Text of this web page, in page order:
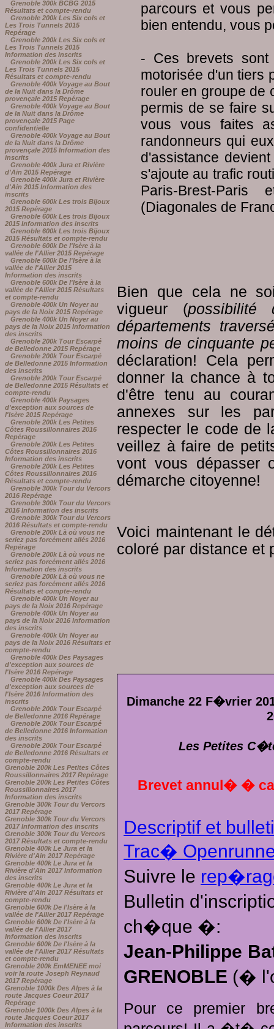
Grenoble 300k BCBG 2015
Résultats et compte-rendu
Grenoble 200k Les Six cols et
Les Trois Tunnels 2015
Repérage
Grenoble 200k Les Six cols et
Les Trois Tunnels 2015
Information des inscrits
Grenoble 200k Les Six cols et
Les Trois Tunnels 2015
Résultats et compte-rendu
Grenoble 400k Voyage au Bout
de la Nuit dans la Drôme
provençale 2015 Repérage
Grenoble 400k Voyage au Bout
de la Nuit dans la Drôme
provençale 2015 Page
confidentielle
Grenoble 400k Voyage au Bout
de la Nuit dans la Drôme
provençale 2015 Information des
inscrits
Grenoble 400k Jura et Rivière
d'Ain 2015 Repérage
Grenoble 400k Jura et Rivière
d'Ain 2015 Information des
inscrits
Grenoble 600k Les trois Bijoux
2015 Repérage
Grenoble 600k Les trois Bijoux
2015 Information des inscrits
Grenoble 600k Les trois Bijoux
2015 Résultats et compte-rendu
Grenoble 600k De l'Isère à la
vallée de l'Allier 2015 Repérage
Grenoble 600k De l'Isère à la
vallée de l'Allier 2015
Information des inscrits
Grenoble 600k De l'Isère à la
vallée de l'Allier 2015 Résultats
et compte-rendu
Grenoble 400k Un Noyer au
pays de la Noix 2015 Repérage
Grenoble 400k Un Noyer au
pays de la Noix 2015 Information
des inscrits
Grenoble 200k Tour Escarpé
de Belledonne 2015 Repérage
Grenoble 200k Tour Escarpé
de Belledonne 2015 Information
des inscrits
Grenoble 200k Tour Escarpé
de Belledonne 2015 Résultats et
compte-rendu
Grenoble 400k Paysages
d'exception aux sources de
l'Isère 2015 Repérage
Grenoble 200k Les Petites
Côtes Roussillonnaires 2016
Repérage
Grenoble 200k Les Petites
Côtes Roussillonnaires 2016
Information des inscrits
Grenoble 200k Les Petites
Côtes Roussillonnaires 2016
Résultats et compte-rendu
Grenoble 300k Tour du Vercors
2016 Repérage
Grenoble 300k Tour du Vercors
2016 Information des inscrits
Grenoble 300k Tour du Vercors
2016 Résultats et compte-rendu
Grenoble 200k Là où vous ne
seriez pas forcément allés 2016
Repérage
Grenoble 200k Là où vous ne
seriez pas forcément allés 2016
Information des inscrits
Grenoble 200k Là où vous ne
seriez pas forcément allés 2016
Résultats et compte-rendu
Grenoble 400k Un Noyer au
pays de la Noix 2016 Repérage
Grenoble 400k Un Noyer au
pays de la Noix 2016 Information
des inscrits
Grenoble 400k Un Noyer au
pays de la Noix 2016 Résultats et
compte-rendu
Grenoble 400k Des Paysages
d'exception aux sources de
l'Isère 2016 Repérage
Grenoble 400k Des Paysages
d'exception aux sources de
l'Isère 2016 Information des
inscrits
Grenoble 200k Tour Escarpé
de Belledonne 2016 Repérage
Grenoble 200k Tour Escarpé
de Belledonne 2016 Information
des inscrits
Grenoble 200k Tour Escarpé
de Belledonne 2016 Résultats et
compte-rendu
Grenoble 200k Les Petites Côtes
Roussillonnaires 2017 Repérage
Grenoble 200k Les Petites Côtes
Roussillonnaires 2017
Information des inscrits
Grenoble 300k Tour du Vercors
2017 Repérage
Grenoble 300k Tour du Vercors
2017 Information des inscrits
Grenoble 300k Tour du Vercors
2017 Résultats et compte-rendu
Grenoble 400k Le Jura et la
Rivière d'Ain 2017 Repérage
Grenoble 400k Le Jura et la
Rivière d'Ain 2017 Information
des inscrits
Grenoble 400k Le Jura et la
Rivière d'Ain 2017 Résultats et
compte-rendu
Grenoble 600k De l'Isère à la
vallée de l'Allier 2017 Repérage
Grenoble 600k De l'Isère à la
vallée de l'Allier 2017
Information des inscrits
Grenoble 600k De l'Isère à la
vallée de l'Allier 2017 Résultats
et compte-rendu
Grenoble 200k EmMENEE moi
voir la route Joseph Reynaud
2017 Repérage
Grenoble 1000k Des Alpes à la
route Jacques Coeur 2017
Repérage
Grenoble 1000k Des Alpes à la
route Jacques Coeur 2017
Information des inscrits
parcours et vous
bien entendu, vous
- Ces brevets
motorisée d'un tiers
rouler en groupe de
permis de se faire
vous vous faites
randonneurs qui
d'assistance
s'ajoute au trafic
Paris-Brest-
(Diagonales de
Bien que cela ne
vigueur (
départements
moins de cinquante
déclaration! Cela
donner la chance à
d'être tenu au
annexes sur les
respecter le code de
veillez à faire de
vont vous dépasser
démarche citoyenne!
Voici maintenant le
coloré par distance et
Dimanche 22 F�vrier
Les Petites
Brevet annul� �
Descriptif et
Trac�
Suivre le
Bulletin
ch�que �:
Jean-Philippe
GRENOBLE (�
Pour ce premier